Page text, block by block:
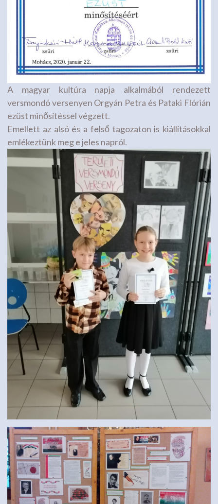
A magyar kultúra napja alkalmából rendezett
versmondó versenyen Orgyán Petra és Pataki Flórián
ezüst minősítéssel végzett.
Emellett az alsó és a felső tagozaton is kiállításokkal
emlékeztünk meg e jeles napról.